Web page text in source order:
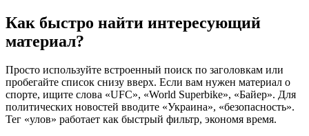
Как быстро найти интересующий
материал?
Просто используйте встроенный поиск по заголовкам или
пробегайте список снизу вверх. Если вам нужен материал о
спорте, ищите слова «UFC», «World Superbike», «Байер». Для
политических новостей вводите «Украина», «безопасность».
Тег «улов» работает как быстрый фильтр, экономя время.